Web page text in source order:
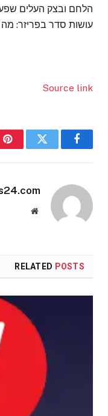
הלחם ובצק העלים
עושות סדר בפריזר:
Source link
Facebook
Twitter
Website
RELATED POSTS